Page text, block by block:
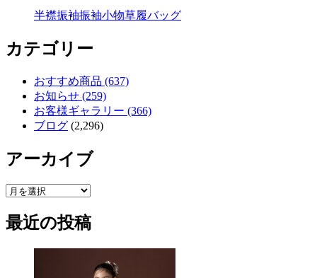
半襟振袖振袖小物草履バッグ
カテゴリー
おすすめ商品 (637)
お知らせ (259)
お客様ギャラリー (366)
ブログ (2,296)
アーカイブ
ア
カ
イ
最近の投稿